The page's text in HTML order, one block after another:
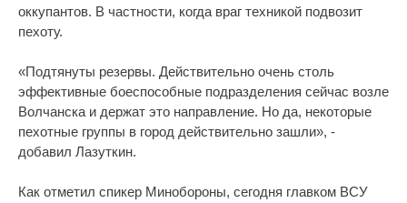
оккупантов. В частности, когда враг техникой подвозит
пехоту.
«Подтянуты резервы. Действительно очень столь
эффективные боеспособные подразделения сейчас возле
Волчанска и держат это направление. Но да, некоторые
пехотные группы в город действительно зашли», -
добавил Лазуткин.
Как отметил спикер Минобороны, сегодня главком ВСУ